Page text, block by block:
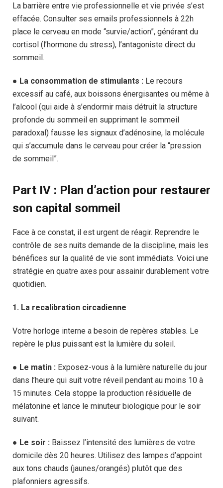
La barrière entre vie professionnelle et vie privée s’est
effacée. Consulter ses emails professionnels à 22h
place le cerveau en mode “survie/action”, générant du
cortisol (l’hormone du stress), l’antagoniste direct du
sommeil.
● La consommation de stimulants : Le recours
excessif au café, aux boissons énergisantes ou même à
l’alcool (qui aide à s’endormir mais détruit la structure
profonde du sommeil en supprimant le sommeil
paradoxal) fausse les signaux d’adénosine, la molécule
qui s’accumule dans le cerveau pour créer la “pression
de sommeil”.
Part IV : Plan d’action pour restaurer
son capital sommeil
Face à ce constat, il est urgent de réagir. Reprendre le
contrôle de ses nuits demande de la discipline, mais les
bénéfices sur la qualité de vie sont immédiats. Voici une
stratégie en quatre axes pour assainir durablement votre
quotidien.
1. La recalibration circadienne
Votre horloge interne a besoin de repères stables. Le
repère le plus puissant est la lumière du soleil.
● Le matin : Exposez-vous à la lumière naturelle du jour
dans l’heure qui suit votre réveil pendant au moins 10 à
15 minutes. Cela stoppe la production résiduelle de
mélatonine et lance le minuteur biologique pour le soir
suivant.
● Le soir : Baissez l’intensité des lumières de votre
domicile dès 20 heures. Utilisez des lampes d’appoint
aux tons chauds (jaunes/orangés) plutôt que des
plafonniers agressifs.